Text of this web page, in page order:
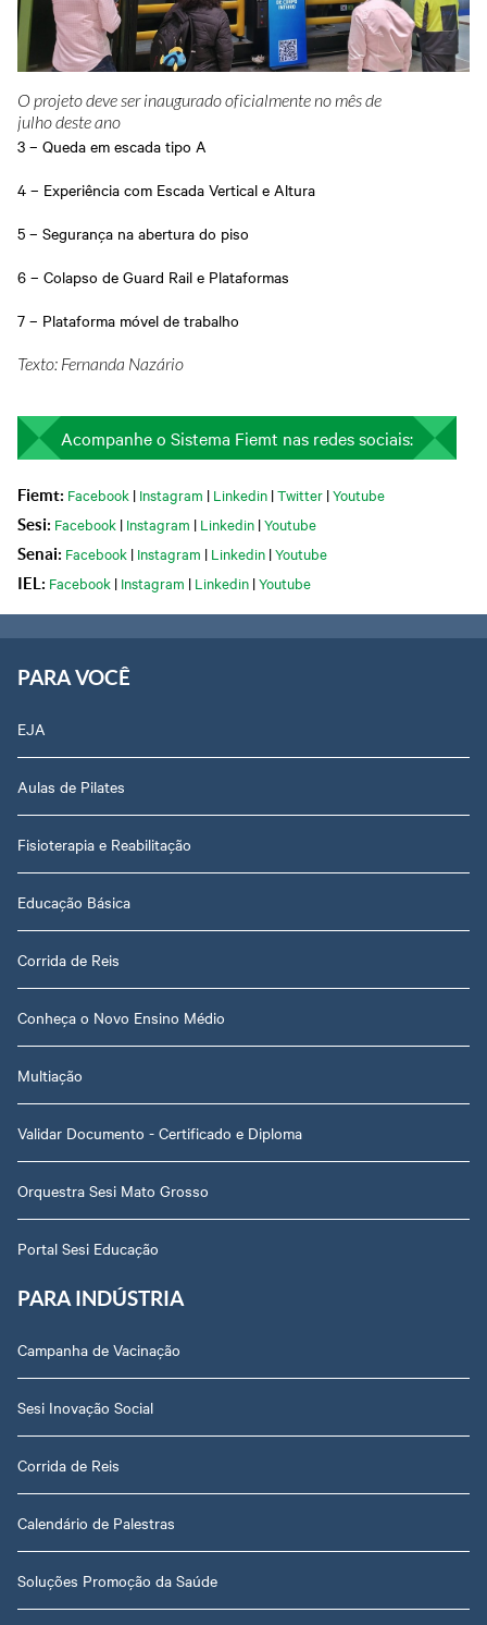
O projeto deve ser inaugurado oficialmente no mês de
julho deste ano
3 – Queda em escada tipo A
4 – Experiência com Escada Vertical e Altura
5 – Segurança na abertura do piso
6 – Colapso de Guard Rail e Plataformas
7 – Plataforma móvel de trabalho
Texto: Fernanda Nazário
Acompanhe o Sistema Fiemt nas redes sociais:
Fiemt: Facebook | Instagram | Linkedin |Twitter |Youtube
Sesi: Facebook | Instagram | Linkedin |Youtube
Senai: Facebook | Instagram | Linkedin |Youtube
IEL: Facebook | Instagram | Linkedin |Youtube
PARA VOCÊ
EJA
Aulas de Pilates
Fisioterapia e Reabilitação
Educação Básica
Corrida de Reis
Conheça o Novo Ensino Médio
Multiação
Validar Documento - Certificado e Diploma
Orquestra Sesi Mato Grosso
Portal Sesi Educação
PARA INDÚSTRIA
Campanha de Vacinação
Sesi Inovação Social
Corrida de Reis
Calendário de Palestras
Soluções Promoção da Saúde